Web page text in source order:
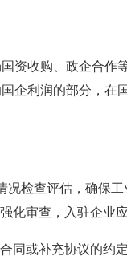
收购、政企合作
企利润的部分，
检查评估，确保工
化审查，入驻企业
或补充协议的约